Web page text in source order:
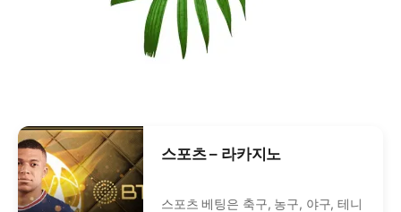
스포츠 – 라카지노
스포츠 베팅은 축구, 농구, 야구, 테니